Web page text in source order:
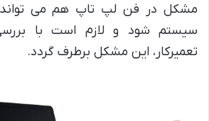
مشکل در فن لپ تاپ هم می
سیستم شود و لازم است با
تعمیرکار، این مشکل برطرف گردد.